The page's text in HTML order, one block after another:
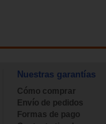
Nuestras garantías
Cómo comprar
Envío de pedidos
Formas de pago